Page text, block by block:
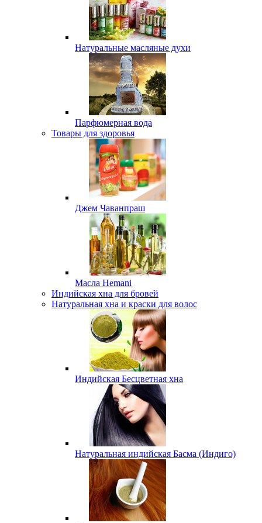
Натуральные масляные духи
Парфюмерная вода
Товары для здоровья
Джем Чаванпраш
Масла Hemani
Индийская хна для бровей
Натуральная хна и краски для волос
Индийская Бесцветная хна
Натуральная индийская Басма (Индиго)